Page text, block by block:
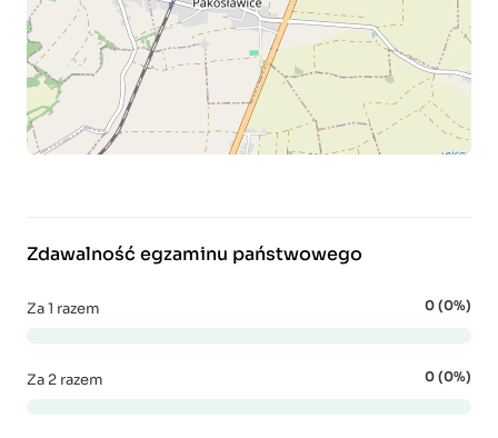
Zdawalność egzaminu państwowego
Za 1 razem 0 (0%)
Za 2 razem 0 (0%)